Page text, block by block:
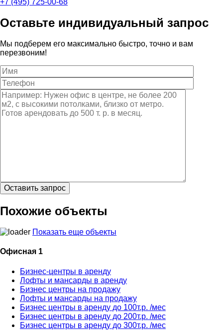
Оставьте индивидуальный запрос
Мы подберем его максимально быстро, точно и вам
перезвоним!
Похожие объекты
Показать еще объекты
Офисная 1
Бизнес-центры в аренду
Лофты и мансарды в аренду
Бизнес центры на продажу
Лофты и мансарды на продажу
Бизнес центры в аренду до 100т.р. /мес
Бизнес центры в аренду до 200т.р. /мес
Бизнес центры в аренду до 300т.р. /мес